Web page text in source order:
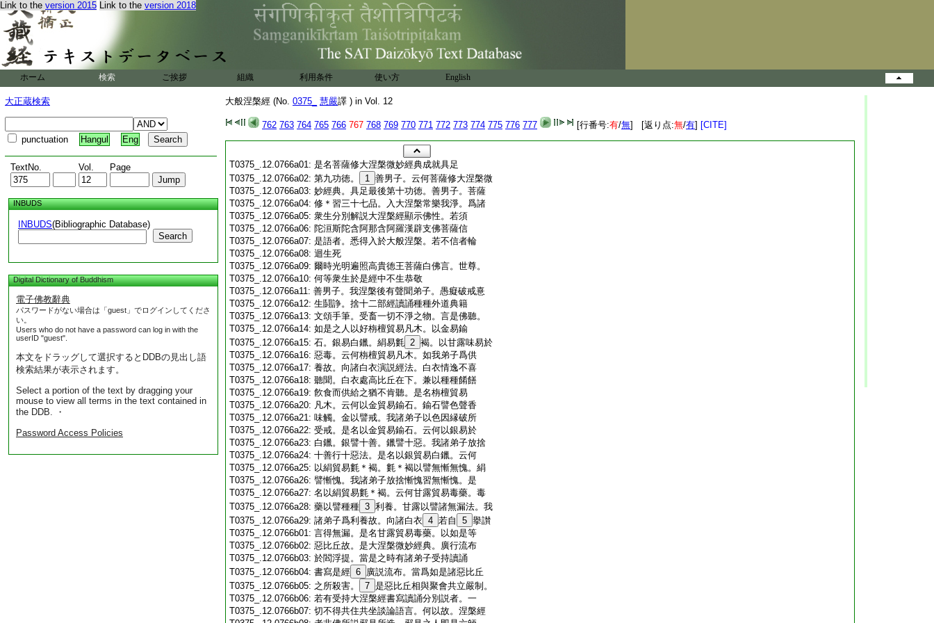
Link to the version 2015 Link to the version 2018
ホーム 検索 ご挨拶 組織 利用条件 使い方 English
大正蔵検索
punctuation Hangul Eng
TextNo. Vol. Page
INBUDS
INBUDS(Bibliographic Database)
Search
Digital Dictionary of Buddhism
電子佛教辭典
パスワードがない場合は「guest」でログインしてくださ
い。
Users who do not have a password can log in with the
userID "guest".
本文をドラッグして選択するとDDBの見出し語
検索結果が表示されます。
Select a portion of the text by dragging your
mouse to view all terms in the text contained in
the DDB. ・
Password Access Policies
大般涅槃經 (No. 0375_ 慧嚴譯 ) in Vol. 12
762 763 764 765 766 767 768 769 770 771 772 773 774 775 776 777 [行番号:有/無] [返り点:無/有] [CITE]
T0375_.12.0766a01: 是名菩薩修大涅槃微妙經典成就具足
T0375_.12.0766a02: 第九功徳。 1 善男子。云何菩薩修大涅槃微
T0375_.12.0766a03: 妙經典。具足最後第十功徳。善男子。菩薩
T0375_.12.0766a04: 修＊習三十七品。入大涅槃常樂我淨。爲諸
T0375_.12.0766a05: 衆生分別解説大涅槃經顯示佛性。若須
T0375_.12.0766a06: 陀洹斯陀含阿那含阿羅漢辟支佛菩薩信
T0375_.12.0766a07: 是語者。悉得入於大般涅槃。若不信者輪
T0375_.12.0766a08: 迴生死
T0375_.12.0766a09: 爾時光明遍照高貴徳王菩薩白佛言。世尊。
T0375_.12.0766a10: 何等衆生於是經中不生恭敬
T0375_.12.0766a11: 善男子。我涅槃後有聲聞弟子。愚癡破戒憙
T0375_.12.0766a12: 生鬪諍。捨十二部經讀誦種種外道典籍
T0375_.12.0766a13: 文頌手筆。受畜一切不淨之物。言是佛聽。
T0375_.12.0766a14: 如是之人以好栴檀貿易凡木。以金易鍮
T0375_.12.0766a15: 石。銀易白鑞。絹易氀 2 褐。以甘露味易於
T0375_.12.0766a16: 惡毒。云何栴檀貿易凡木。如我弟子爲供
T0375_.12.0766a17: 養故。向諸白衣演説經法。白衣情逸不喜
T0375_.12.0766a18: 聽聞。白衣處高比丘在下。兼以種種餚饍
T0375_.12.0766a19: 飮食而供給之猶不肯聽。是名栴檀貿易
T0375_.12.0766a20: 凡木。云何以金貿易鍮石。鍮石譬色聲香
T0375_.12.0766a21: 味觸。金以譬戒。我諸弟子以色因縁破所
T0375_.12.0766a22: 受戒。是名以金貿易鍮石。云何以銀易於
T0375_.12.0766a23: 白鑞。銀譬十善。鑞譬十惡。我諸弟子放捨
T0375_.12.0766a24: 十善行十惡法。是名以銀貿易白鑞。云何
T0375_.12.0766a25: 以絹貿易氀＊褐。氀＊褐以譬無慚無愧。絹
T0375_.12.0766a26: 譬慚愧。我諸弟子放捨慚愧習無慚愧。是
T0375_.12.0766a27: 名以絹貿易氀＊褐。云何甘露貿易毒藥。毒
T0375_.12.0766a28: 藥以譬種種 3 利養。甘露以譬諸無漏法。我
T0375_.12.0766a29: 諸弟子爲利養故。向諸白衣 4 若自 5 擧讃
T0375_.12.0766b01: 言得無漏。是名甘露貿易毒藥。以如是等
T0375_.12.0766b02: 惡比丘故。是大涅槃微妙經典。廣行流布
T0375_.12.0766b03: 於閻浮提。當是之時有諸弟子受持讀誦
T0375_.12.0766b04: 書寫是經 6 廣説流布。當爲如是諸惡比丘
T0375_.12.0766b05: 之所殺害。 7 是惡比丘相與聚會共立嚴制。
T0375_.12.0766b06: 若有受持大涅槃經書寫讀誦分別説者。一
T0375_.12.0766b07: 切不得共住共坐談論語言。何以故。涅槃經